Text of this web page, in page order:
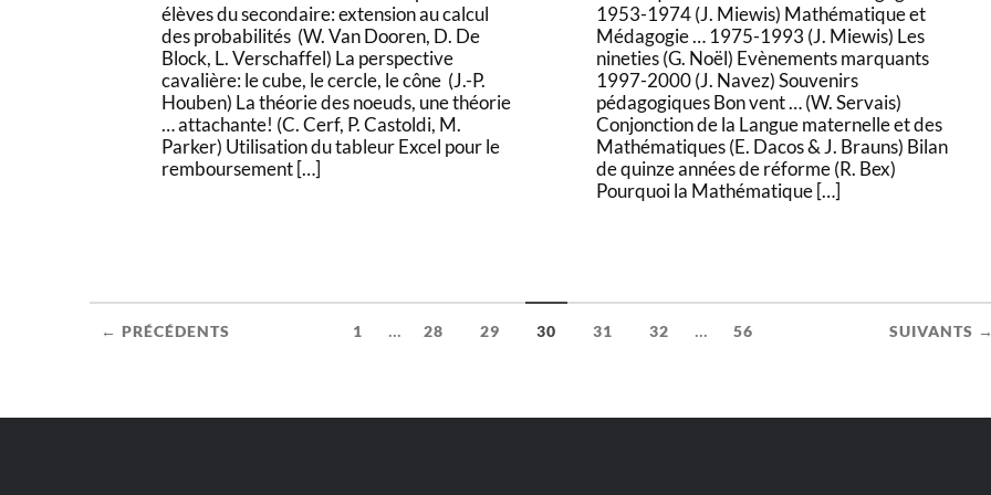
élèves du secondaire: extension au calcul
des probabilités (W. Van Dooren, D. De
Block, L. Verschaffel) La perspective
cavalière: le cube, le cercle, le cône (J.-P.
Houben) La théorie des noeuds, une théorie
… attachante! (C. Cerf, P. Castoldi, M.
Parker) Utilisation du tableur Excel pour le
remboursement […]
1953-1974 (J. Miewis) Mathématique et
Médagogie … 1975-1993 (J. Miewis) Les
nineties (G. Noël) Evènements marquants
1997-2000 (J. Navez) Souvenirs
pédagogiques Bon vent … (W. Servais)
Conjonction de la Langue maternelle et des
Mathématiques (E. Dacos & J. Brauns) Bilan
de quinze années de réforme (R. Bex)
Pourquoi la Mathématique […]
← PRÉCÉDENTS 1 ... 28 29 30 31 32 ... 56 SUIVANTS